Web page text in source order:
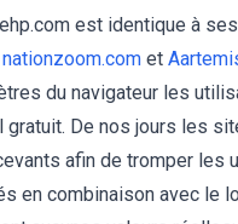
est identique à
nationzoom.com et
du navigateur les
gratuit. De nos jours les
afin de tromper les
en combinaison avec le